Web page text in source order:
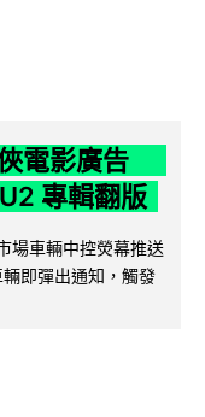
電影廣告
專輯翻版
場車輛中控熒幕推送
即彈出通知，觸發